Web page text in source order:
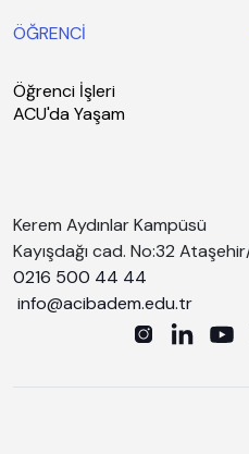
ÖĞRENCİ
Öğrenci İşleri
ACU'da Yaşam
Kerem Aydınlar Kampüsü
Kayışdağı cad. No:32
0216 500 44 44
info@acibadem.edu.tr